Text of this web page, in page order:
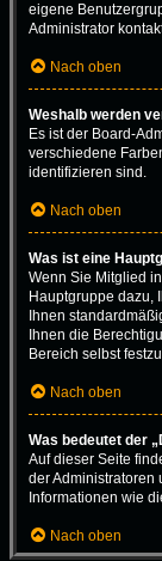
eigene
Administrator
Nach oben
Weshalb werden
Es ist der Board-
verschiedene
identifizieren sind.
Nach oben
Was ist eine
Wenn Sie Mitglied
Hauptgruppe dazu,
Ihnen
Ihnen die
Bereich selbst
Nach oben
Was bedeutet der
Auf dieser Seite
der Administratoren
Informationen wie
Nach oben